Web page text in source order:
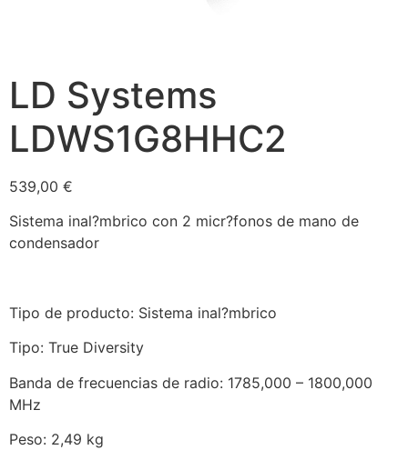
LD Systems
LDWS1G8HHC2
539,00 €
Sistema inal?mbrico con 2 micr?fonos de mano de
condensador
Tipo de producto: Sistema inal?mbrico
Tipo: True Diversity
Banda de frecuencias de radio: 1785,000 – 1800,000
MHz
Peso: 2,49 kg